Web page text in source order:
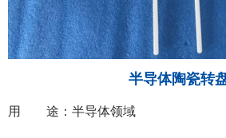
半导体陶瓷转
用 途：半导体领域